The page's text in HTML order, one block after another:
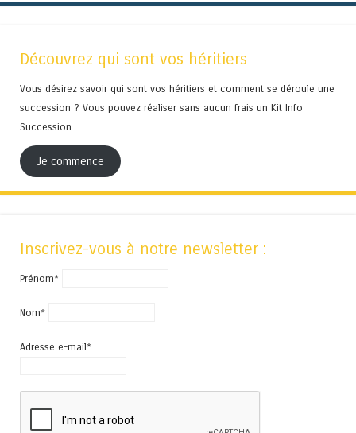
Découvrez qui sont vos héritiers
Vous désirez savoir qui sont vos héritiers et comment se déroule une
succession ? Vous pouvez réaliser sans aucun frais un Kit Info
Succession.
Je commence
Inscrivez-vous à notre newsletter :
Prénom*
Nom*
Adresse e-mail*